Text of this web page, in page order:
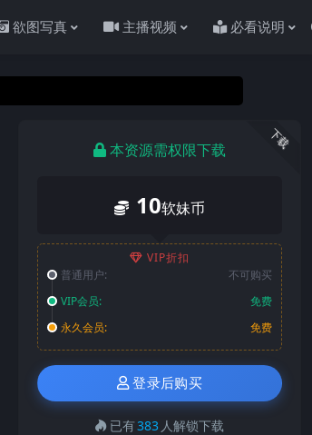
欲图写真 主播视频 必看说明
下载
本资源需权限下载
10软妹币
VIP折扣
普通用户:
不可购买
VIP会员:
免费
永久会员:
免费
登录后购买
已有383 人解锁下载